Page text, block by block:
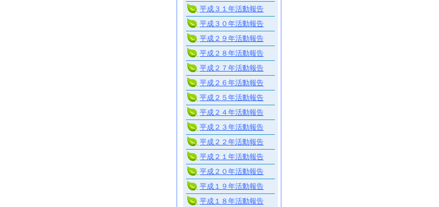
平成３１年活動報告
平成３０年活動報告
平成２９年活動報告
平成２８年活動報告
平成２７年活動報告
平成２６年活動報告
平成２５年活動報告
平成２４年活動報告
平成２３年活動報告
平成２２年活動報告
平成２１年活動報告
平成２０年活動報告
平成１９年活動報告
平成１８年活動報告